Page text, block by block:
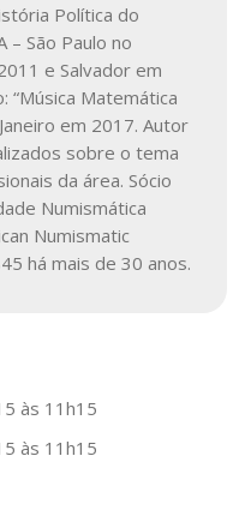
Política do
– São Paulo no
e Salvador em
“Música Matemática
em 2017. Autor
sobre o tema
da área. Sócio
Numismática
Numismatic
há mais de 30 anos.
às 11h15
às 11h15